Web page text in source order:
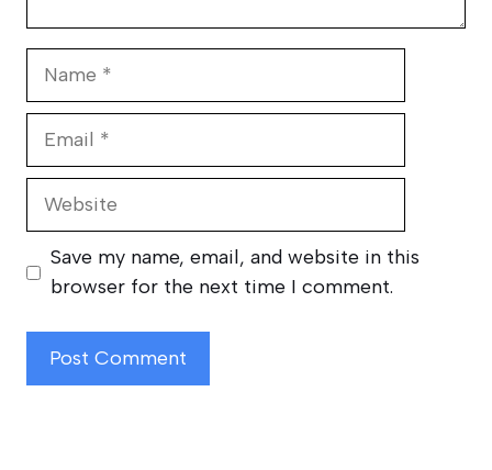
Website
Save my name, email, and website in this
browser for the next time I comment.